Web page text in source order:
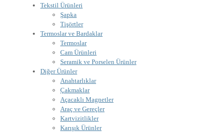
Tekstil Ürünleri
Şapka
Tişörtler
Termoslar ve Bardaklar
Termoslar
Cam Ürünleri
Seramik ve Porselen Ürünler
Diğer Ürünler
Anahtarlıklar
Çakmaklar
Açacaklı Magnetler
Araç ve Gereçler
Kartvizitlikler
Karışık Ürünler